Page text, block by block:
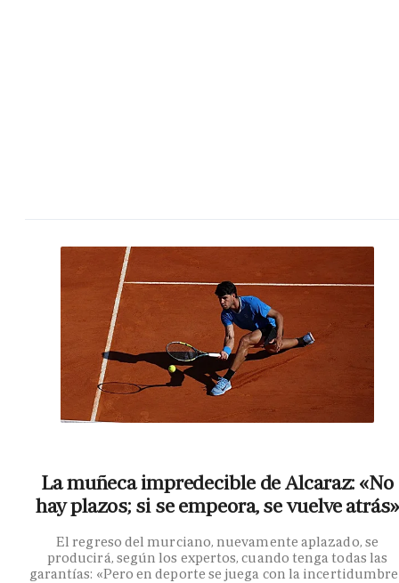
La muñeca impredecible de Alcaraz: «No
hay plazos; si se empeora, se vuelve atrás»
El regreso del murciano, nuevamente aplazado, se
producirá, según los expertos, cuando tenga todas las
garantías: «Pero en deporte se juega con la